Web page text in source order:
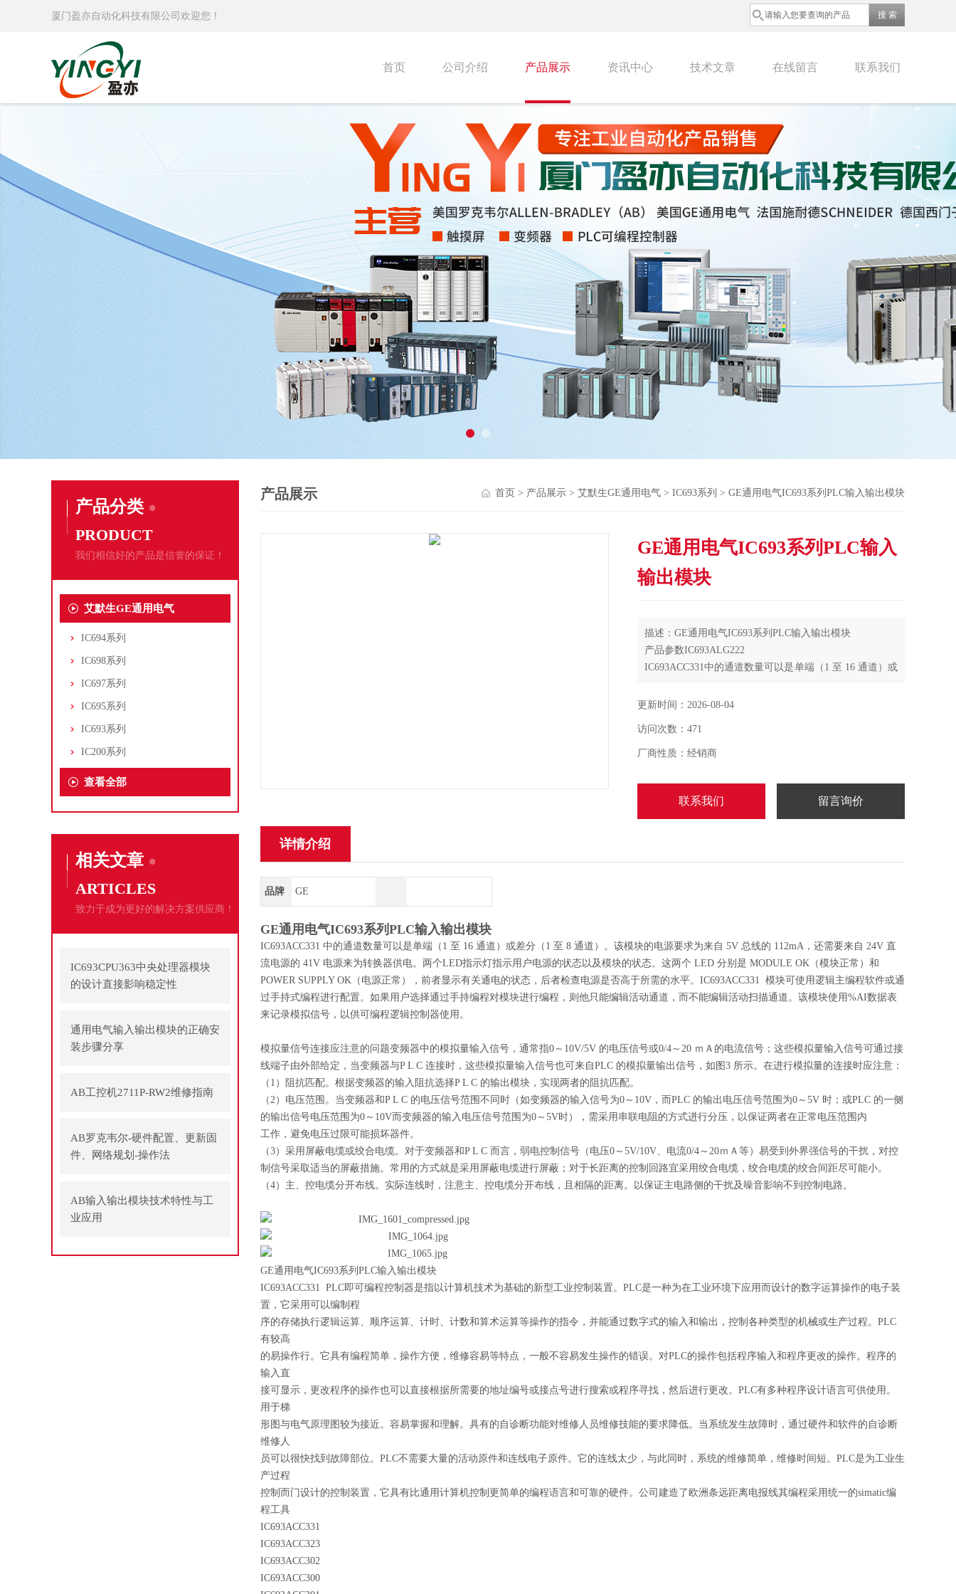
厦门盈亦自动化科技有限公司欢迎您！
首页 公司介绍 产品展示 资讯中心 技术文章 在线留言 联系我们
产品分类
PRODUCT
我们相信好的产品是信誉的保证！
艾默生GE通用电气
IC694系列
IC698系列
IC697系列
IC695系列
IC693系列
IC200系列
查看全部
相关文章
ARTICLES
致力于成为更好的解决方案供应商！
IC693CPU363中央处理器模块
的设计直接影响稳定性
通用电气输入输出模块的正确安
装步骤分享
AB工控机2711P-RW2维修指南
AB罗克韦尔-硬件配置、更新固
件、网络规划-操作法
AB输入输出模块技术特性与工
业应用
产品展示 首页 > 产品展示 > 艾默生GE通用电气 > IC693系列 > GE通用电气IC693系列PLC输入输出模块
GE通用电气IC693系列PLC输入
输出模块
描述：GE通用电气IC693系列PLC输入输出模块
产品参数IC693ALG222
IC693ACC331中的通道数量可以是单端（1 至 16 通道）或
的 112mA，
更新时间：2026-08-04
访问次数：471
厂商性质：经销商
联系我们 留言询价
详情介绍
品牌 GE
GE通用电气IC693系列PLC输入输出模块
IC693ACC331 中的通道数量可以是单端（1 至 16 通道）或差分（1 至 8 通道）。该模块的电源要求为来自 5V 总线的 112mA，还需要来自 24V 直
流电源的 41V 电源来为转换器供电。两个LED指示灯指示用户电源的状态以及模块的状态。这两个 LED 分别是 MODULE OK（模块正常）和
POWER SUPPLY OK（电源正常），前者显示有关通电的状态，后者检查电源是否高于所需的水平。IC693ACC331 模块可使用逻辑主编程软件或通
过手持式编程进行配置。如果用户选择通过手持编程对模块进行编程，则他只能编辑活动通道，而不能编辑活动扫描通道。该模块使用%AI数据表
来记录模拟信号，以供可编程逻辑控制器使用。
模拟量信号连接应注意的问题变频器中的模拟量输入信号，通常指0～10V/5V 的电压信号或0/4～20 ｍＡ的电流信号；这些模拟量输入信号可通过接
线端子由外部给定，当变频器与P L C 连接时，这些模拟量输入信号也可来自PLC 的模拟量输出信号，如图3 所示。在进行模拟量的连接时应注意：
（1）阻抗匹配。根据变频器的输入阻抗选择P L C 的输出模块，实现两者的阻抗匹配。
（2）电压范围。当变频器和P L C 的电压信号范围不同时（如变频器的输入信号为0～10V，而PLC 的输出电压信号范围为0～5V 时；或PLC 的一侧
的输出信号电压范围为0～10V而变频器的输入电压信号范围为0～5V时），需采用串联电阻的方式进行分压，以保证两者在正常电压范围内
工作，避免电压过限可能损坏器件。
（3）采用屏蔽电缆或绞合电缆。对于变频器和P L C 而言，弱电控制信号（电压0～5V/10V、电流0/4～20ｍＡ等）易受到外界强信号的干扰，对控
制信号采取适当的屏蔽措施。常用的方式就是采用屏蔽电缆进行屏蔽；对于长距离的控制回路宜采用绞合电缆，绞合电缆的绞合间距尽可能小。
（4）主、控电缆分开布线。实际连线时，注意主、控电缆分开布线，且相隔的距离。以保证主电路侧的干扰及噪音影响不到控制电路。
GE通用电气IC693系列PLC输入输出模块
IC693ACC331 PLC即可编程控制器是指以计算机技术为基础的新型工业控制装置。PLC是一种为在工业环境下应用而设计的数字运算操作的电子装
置，它采用可以编制程
序的存储执行逻辑运算、顺序运算、计时、计数和算术运算等操作的指令，并能通过数字式的输入和输出，控制各种类型的机械或生产过程。PLC
有较高
的易操作行。它具有编程简单，操作方便，维修容易等特点，一般不容易发生操作的错误。对PLC的操作包括程序输入和程序更改的操作。程序的
输入直
接可显示，更改程序的操作也可以直接根据所需要的地址编号或接点号进行搜索或程序寻找，然后进行更改。PLC有多种程序设计语言可供使用。
用于梯
形图与电气原理图较为接近。容易掌握和理解。具有的自诊断功能对维修人员维修技能的要求降低。当系统发生故障时，通过硬件和软件的自诊断
维修人
员可以很快找到故障部位。PLC不需要大量的活动原件和连线电子原件。它的连线太少，与此同时，系统的维修简单，维修时间短。PLC是为工业生
产过程
控制而门设计的控制装置，它具有比通用计算机控制更简单的编程语言和可靠的硬件。公司建造了欧洲条远距离电报线其编程采用统一的simatic编
程工具
IC693ACC331
IC693ACC323
IC693ACC302
IC693ACC300